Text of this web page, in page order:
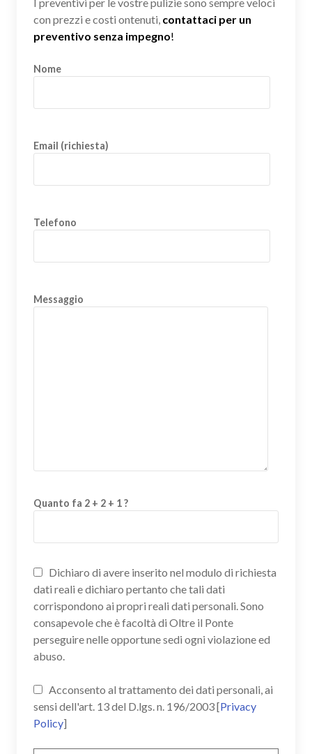
I preventivi per le vostre pulizie sono sempre veloci
con prezzi e costi ontenuti, contattaci per un
preventivo senza impegno!
Nome
Email (richiesta)
Telefono
Messaggio
Quanto fa 2 + 2 + 1 ?
Dichiaro di avere inserito nel modulo di richiesta
dati reali e dichiaro pertanto che tali dati
corrispondono ai propri reali dati personali. Sono
consapevole che è facoltà di Oltre il Ponte
perseguire nelle opportune sedi ogni violazione ed
abuso.
Acconsento al trattamento dei dati personali, ai
sensi dell'art. 13 del D.lgs. n. 196/2003 [Privacy
Policy]